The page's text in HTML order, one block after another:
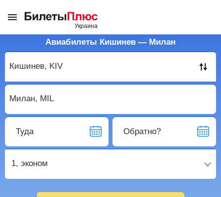
Авиабилеты Кишинев — Милан
Туда Обратно?
1, эконом